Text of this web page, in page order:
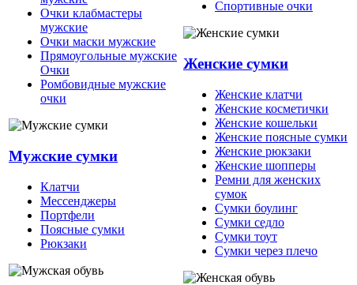
Очки клабмастеры
мужские
Очки маски мужские
Прямоугольные мужские
Очки
Ромбовидные мужские
очки
Мужские сумки
Клатчи
Мессенджеры
Портфели
Поясные сумки
Рюкзаки
Спортивные очки
Женские сумки
Женские клатчи
Женские косметички
Женские кошельки
Женские поясные сумки
Женские рюкзаки
Женские шопперы
Ремни для женских
сумок
Сумки боулинг
Сумки седло
Сумки тоут
Сумки через плечо